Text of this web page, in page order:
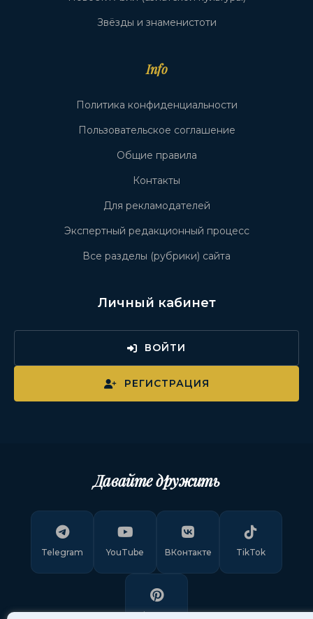
Звёзды и знаменистоти
Info
Политика конфиденциальности
Пользовательское соглашение
Общие правила
Контакты
Для рекламодателей
Экспертный редакционный процесс
Все разделы (рубрики) сайта
Личный кабинет
ВОЙТИ
РЕГИСТРАЦИЯ
Давайте дружить
Telegram YouTube ВКонтакте TikTok
Pinterest